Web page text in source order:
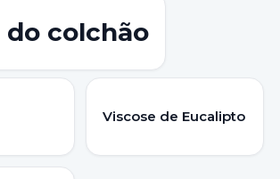
do colchão
Viscose de Eucalipto